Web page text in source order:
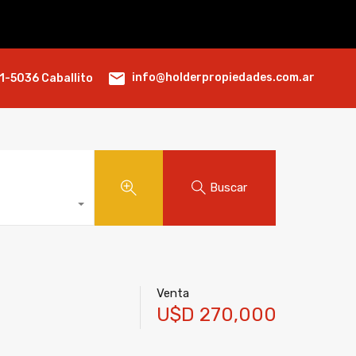
5036 Caballito info@holderpropiedades.com.ar
Buscar
Venta
U$D 270,000